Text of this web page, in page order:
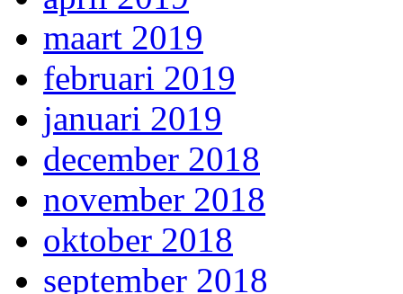
maart 2019
februari 2019
januari 2019
december 2018
november 2018
oktober 2018
september 2018